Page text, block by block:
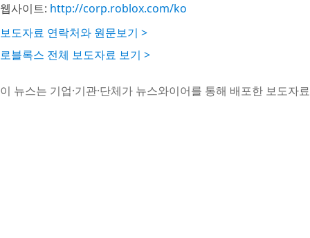
웹사이트: http://corp.roblox.com/ko
보도자료 연락처와 원문보기 >
로블록스 전체 보도자료 보기 >
이 뉴스는 기업·기관·단체가 뉴스와이어를 통해 배포한 보도자